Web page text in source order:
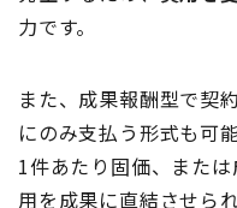
力です。
また、成果報酬型で契
にのみ支払う形式も可
1件あたり固価、また
用を成果に直結させら